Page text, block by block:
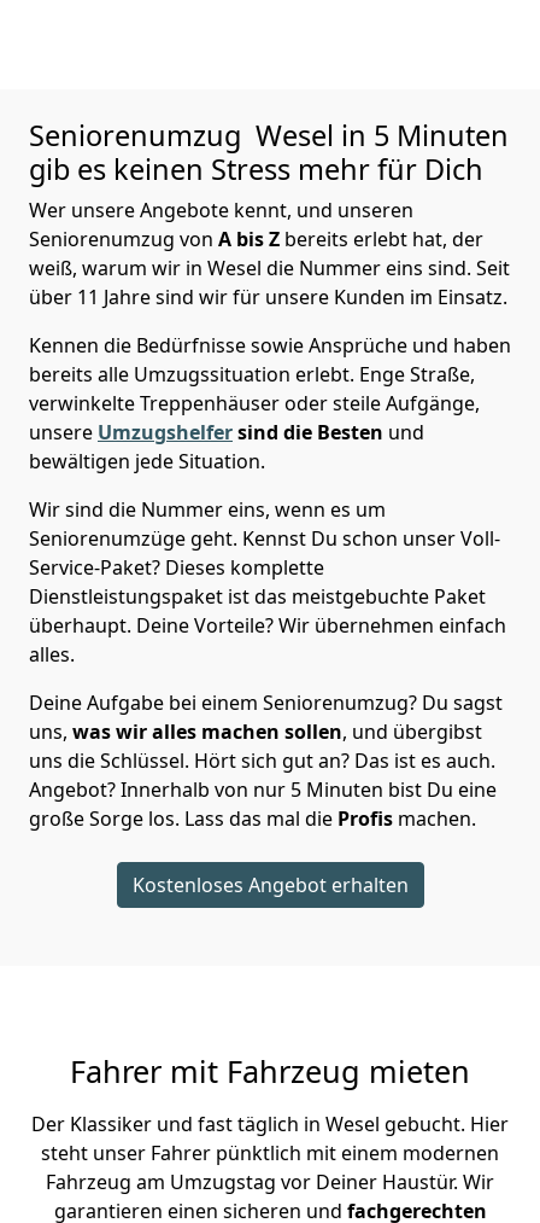
Seniorenumzug Wesel in 5 Minuten
gib es keinen Stress mehr für Dich
Wer unsere Angebote kennt, und unseren
Seniorenumzug von A bis Z bereits erlebt hat, der
weiß, warum wir in Wesel die Nummer eins sind. Seit
über 11 Jahre sind wir für unsere Kunden im Einsatz.
Kennen die Bedürfnisse sowie Ansprüche und haben
bereits alle Umzugssituation erlebt. Enge Straße,
verwinkelte Treppenhäuser oder steile Aufgänge,
unsere Umzugshelfersind die Besten und
bewältigen jede Situation.
Wir sind die Nummer eins, wenn es um
Seniorenumzüge geht. Kennst Du schon unser Voll-
Service-Paket? Dieses komplette
Dienstleistungspaket ist das meistgebuchte Paket
überhaupt. Deine Vorteile? Wir übernehmen einfach
alles.
Deine Aufgabe bei einem Seniorenumzug? Du sagst
uns, was wir alles machen sollen, und übergibst
uns die Schlüssel. Hört sich gut an? Das ist es auch.
Angebot? Innerhalb von nur 5 Minuten bist Du eine
große Sorge los. Lass das mal die Profis machen.
Kostenloses Angebot erhalten
Fahrer mit Fahrzeug mieten
Der Klassiker und fast täglich in Wesel gebucht. Hier
steht unser Fahrer pünktlich mit einem modernen
Fahrzeug am Umzugstag vor Deiner Haustür. Wir
garantieren einen sicheren und fachgerechten